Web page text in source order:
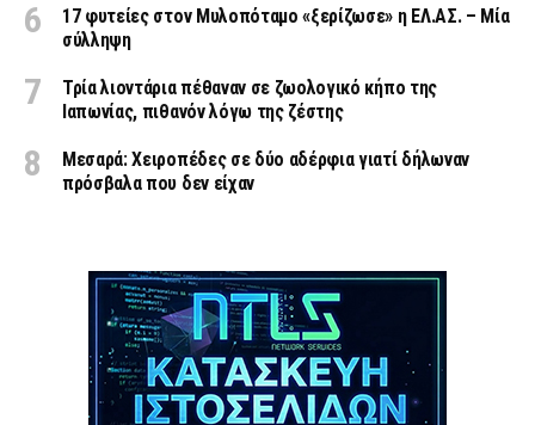
17 φυτείες στον Μυλοπόταμο «ξερίζωσε» η ΕΛ.ΑΣ. – Μία
σύλληψη
Τρία λιοντάρια πέθαναν σε ζωολογικό κήπο της
Ιαπωνίας, πιθανόν λόγω της ζέστης
Μεσαρά: Χειροπέδες σε δύο αδέρφια γιατί δήλωναν
πρόσβαλα που δεν είχαν